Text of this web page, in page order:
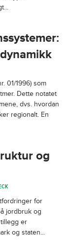
01/1996) som
Dette notatet
dvs. hvordan
regionalt. En
og
for
jordbruk og
er
og staten...